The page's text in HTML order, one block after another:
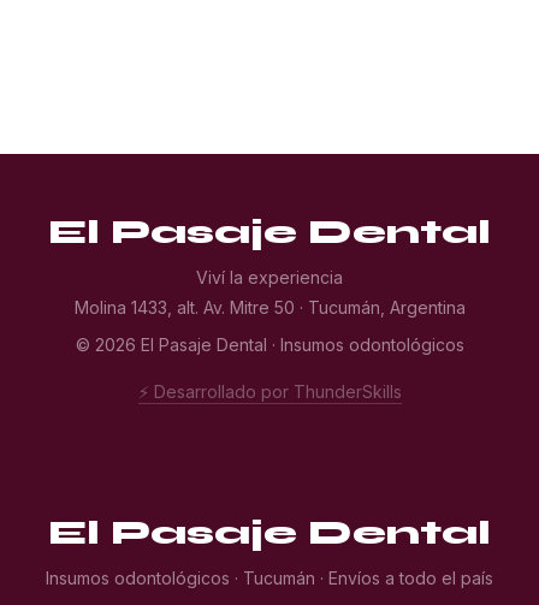
El Pasaje Dental
Viví la experiencia
Molina 1433, alt. Av. Mitre 50 · Tucumán, Argentina
© 2026 El Pasaje Dental · Insumos odontológicos
⚡ Desarrollado por ThunderSkills
El Pasaje Dental
Insumos odontológicos · Tucumán · Envíos a todo el país